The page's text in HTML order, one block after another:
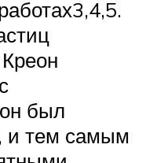
был
и тем самым